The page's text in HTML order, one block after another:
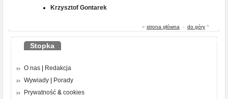
Krzysztof Gontarek
« strona główna - do góry ^
Stopka
O nas
Redakcja
Wywiady
Porady
Prywatność & cookies